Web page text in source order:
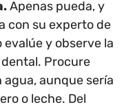
Apenas pueda, y
con su experto de
y observe la
Procure
aunque sería
o leche. Del